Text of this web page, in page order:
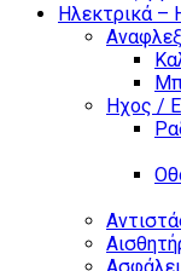
Ηλεκτρικά –
Ηχος /